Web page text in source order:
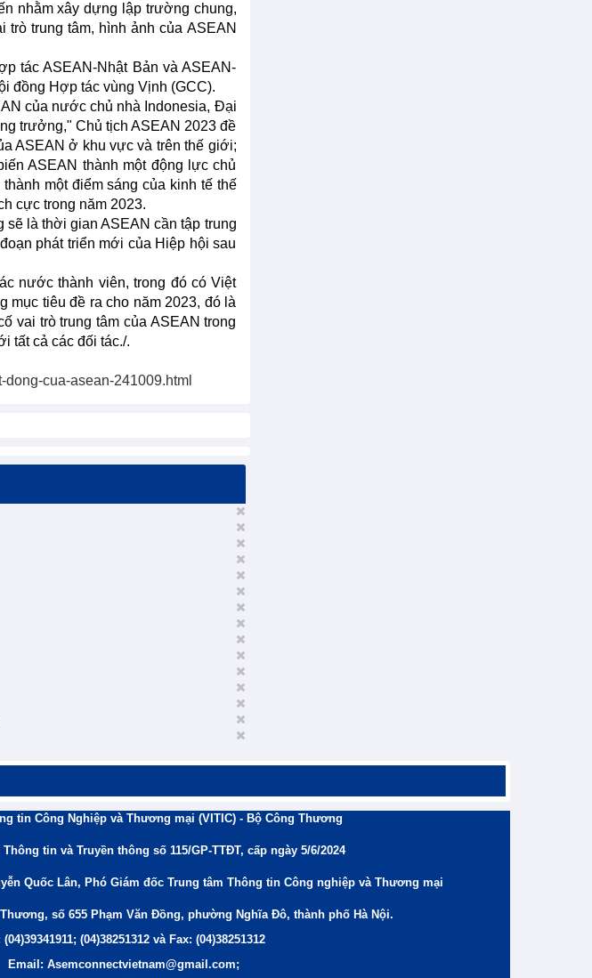
nhằm xây dựng lập trường chung,
trung tâm, hình ảnh của ASEAN
tác ASEAN-Nhật Bản và ASEAN-
đồng Hợp tác vùng Vịnh (GCC).
của nước chủ nhà Indonesia, Đại
trưởng," Chủ tịch ASEAN 2023 đề
ASEAN ở khu vực và trên thế giới;
ASEAN thành một động lực chủ
một điểm sáng của kinh tế thế
cực trong năm 2023.
là thời gian ASEAN cần tập trung
phát triển mới của Hiệp hội sau
nước thành viên, trong đó có Việt
tiêu đề ra cho năm 2023, đó là
vai trò trung tâm của ASEAN trong
tất cả các đối tác./.
cua-asean-241009.html
tin Công Nghiệp và Thương mại (VITIC) - Bộ Công Thương
tin và Truyền thông số 115/GP-TTĐT, cấp ngày 5/6/2024
Quốc Lân, Phó Giám đốc Trung tâm Thông tin Công nghiệp và Thương mại
số 655 Phạm Văn Đồng, phường Nghĩa Đô, thành phố Hà Nội.
(04)39341911; (04)38251312 và Fax: (04)38251312
Email: Asemconnectvietnam@gmail.com;